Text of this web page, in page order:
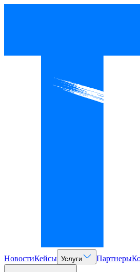
НовостиКейсы Услуги Партнеры